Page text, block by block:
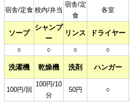
宿舎/定食 校内/弁当
宿舎/定
食
各室
ソープ
シャンプ
ー
リンス ドライヤー
○ ○ ○ ○
洗濯機 乾燥機 洗剤 ハンガー
100円/回
100円/10
分
50円 ○